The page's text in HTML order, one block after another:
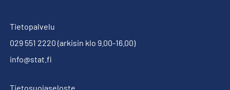
Tietopalvelu
029 551 2220 (arkisin klo 9.00-16.00)
info@stat.fi
Tietosuojaseloste